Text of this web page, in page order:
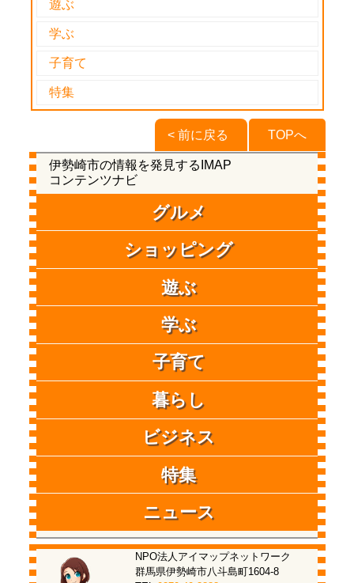
遊ぶ
学ぶ
子育て
特集
TOPへ
< 前に戻る
伊勢崎市の情報を発見するIMAP
コンテンツナビ
グルメ
ショッピング
遊ぶ
学ぶ
子育て
暮らし
ビジネス
特集
ニュース
NPO法人アイマップネットワーク
群馬県伊勢崎市八斗島町1604-8